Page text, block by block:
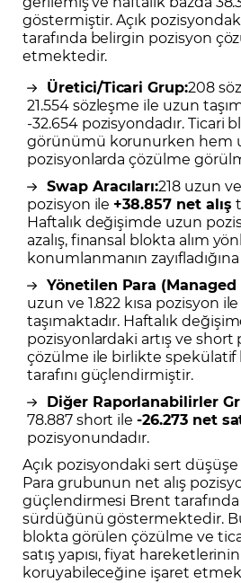
göstermiştir. Açık
tarafında belirgin pozisyon
etmektedir.
Üretici/Ticari Grup:208
21.554 sözleşme ile uzun
-32.654 pozisyondadır. Ticari
görünümü korunurken hem
pozisyonlarda çözülme
Swap Aracıları:218 uzun ve
pozisyon ile +38.857 net alış
Haftalık değişimde uzun
azalış, finansal blokta alım
konumlanmanın
Yönetilen Para
uzun ve 1.822 kısa pozisyon ile
taşımaktadır. Haftalık
pozisyonlardaki artış ve short
çözülme ile birlikte spekülatif
tarafını güçlendirmiştir.
Diğer Raporlanabilirler
78.887 short ile-26.273 net
pozisyonundadır.
Açık pozisyondaki sert
Para grubunun net alış
güçlendirmesi Brent
sürdüğünü göstermektedir.
blokta görülen çözülme ve
satış yapısı, fiyat
koruyabileceğine işaret